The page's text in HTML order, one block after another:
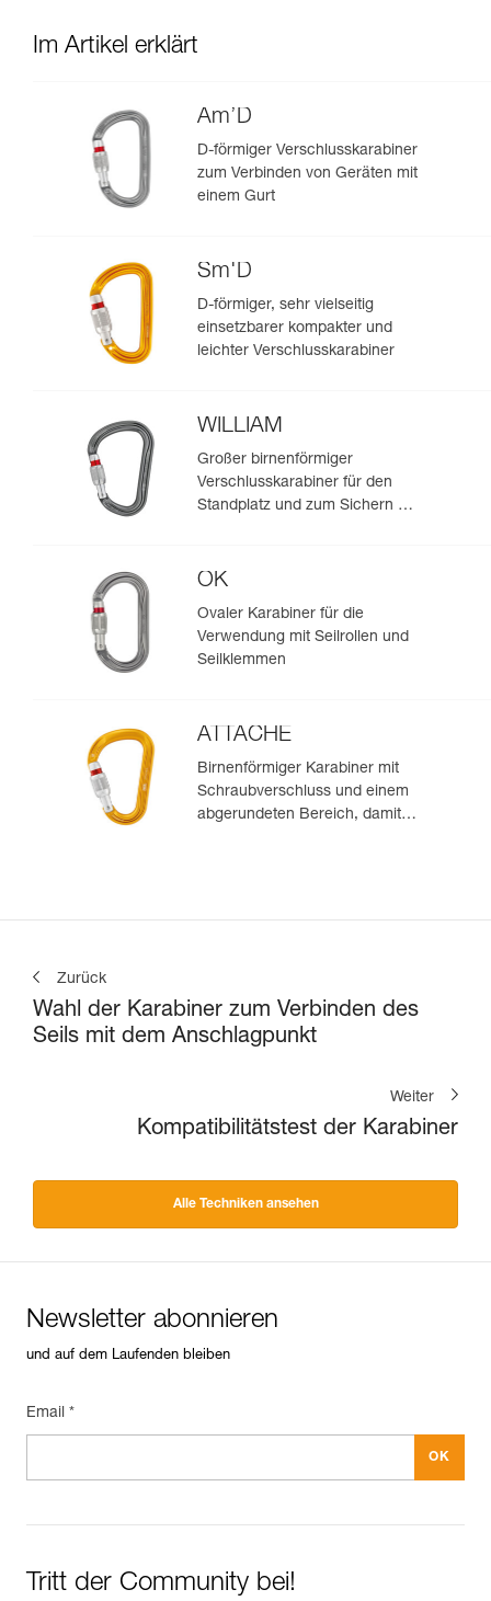
Im Artikel erklärt
Am’D
D-förmiger Verschlusskarabiner
zum Verbinden von Geräten mit
einem Gurt
Sm'D
D-förmiger, sehr vielseitig
einsetzbarer kompakter und
leichter Verschlusskarabiner
WILLIAM
Großer birnenförmiger
Verschlusskarabiner für den
Standplatz und zum Sichern mit
OK
Ovaler Karabiner für die
Verwendung mit Seilrollen und
Seilklemmen
ATTACHE
Birnenförmiger Karabiner mit
Schraubverschluss und einem
abgerundeten Bereich, damit
Zurück
Wahl der Karabiner zum Verbinden des
Seils mit dem Anschlagpunkt
Weiter
Kompatibilitätstest der Karabiner
Alle Techniken ansehen
Newsletter abonnieren
und auf dem Laufenden bleiben
Email *
Tritt der Community bei!